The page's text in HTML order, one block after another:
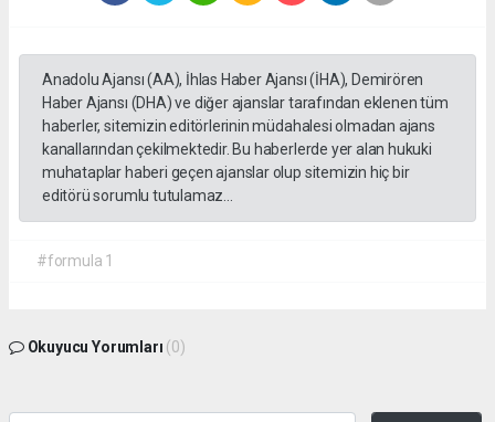
Anadolu Ajansı (AA), İhlas Haber Ajansı (İHA), Demirören
Haber Ajansı (DHA) ve diğer ajanslar tarafından eklenen tüm
haberler, sitemizin editörlerinin müdahalesi olmadan ajans
kanallarından çekilmektedir. Bu haberlerde yer alan hukuki
muhataplar haberi geçen ajanslar olup sitemizin hiç bir
editörü sorumlu tutulamaz...
#formula 1
Okuyucu Yorumları (0)